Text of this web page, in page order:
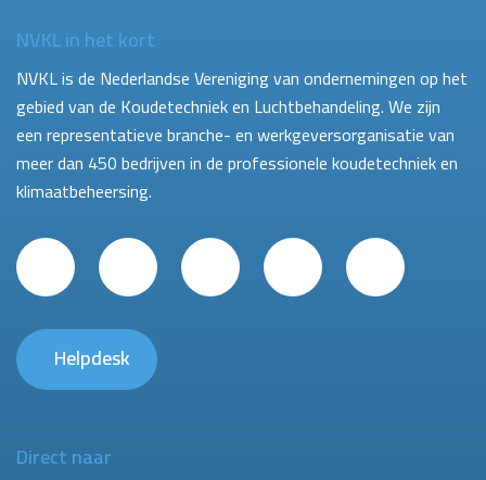
NVKL in het kort
NVKL is de Nederlandse Vereniging van ondernemingen op het
gebied van de Koudetechniek en Luchtbehandeling. We zijn
een representatieve branche- en werkgeversorganisatie van
meer dan 450 bedrijven in de professionele koudetechniek en
klimaatbeheersing.
Helpdesk
Direct naar